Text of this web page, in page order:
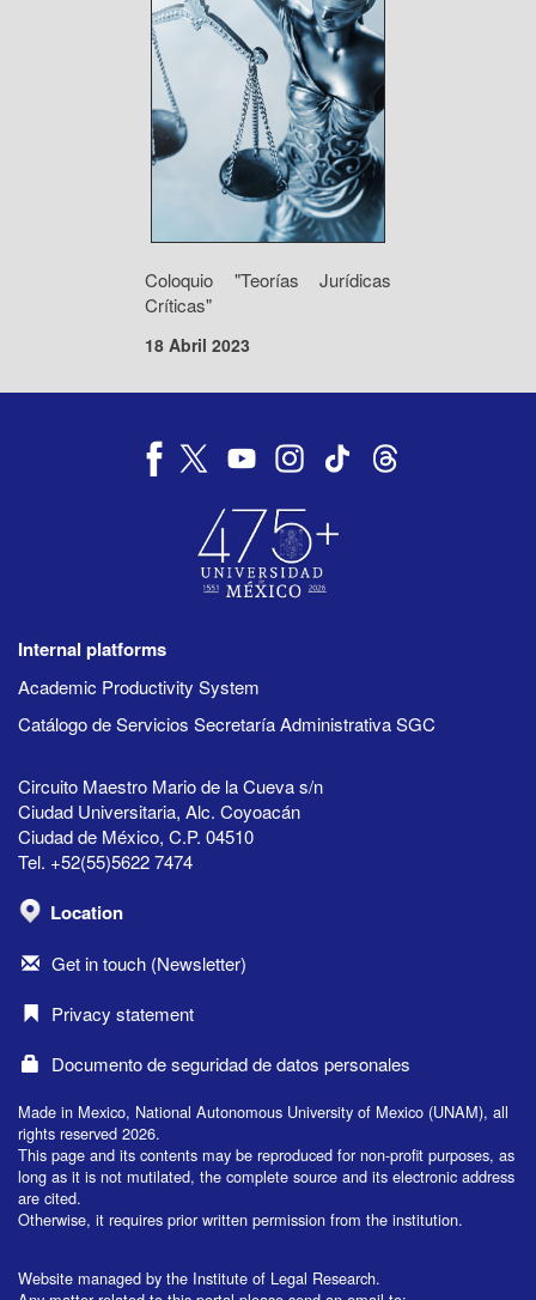
Coloquio "Teorías Jurídicas
Críticas"
18 Abril 2023
Internal platforms
Academic Productivity System
Catálogo de Servicios Secretaría Administrativa SGC
Circuito Maestro Mario de la Cueva s/n
Ciudad Universitaria, Alc. Coyoacán
Ciudad de México, C.P. 04510
Tel. +52(55)5622 7474
Location
Get in touch (Newsletter)
Privacy statement
Documento de seguridad de datos personales
Made in Mexico, National Autonomous University of Mexico (UNAM), all
rights reserved 2026.
This page and its contents may be reproduced for non-profit purposes, as
long as it is not mutilated, the complete source and its electronic address
are cited.
Otherwise, it requires prior written permission from the institution.
Website managed by the Institute of Legal Research.